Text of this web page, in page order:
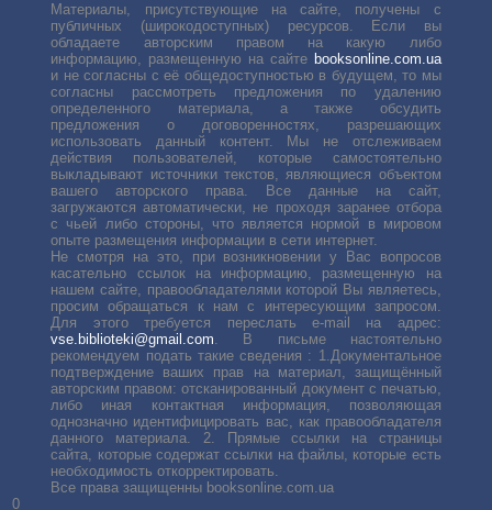
Материалы, присутствующие на сайте, получены с
публичных (широкодоступных) ресурсов. Если вы
обладаете авторским правом на какую либо
информацию, размещенную на сайте booksonline.com.ua
и не согласны с её общедоступностью в будущем, то мы
согласны рассмотреть предложения по удалению
определенного материала, а также обсудить
предложения о договоренностях, разрешающих
использовать данный контент. Мы не отслеживаем
действия пользователей, которые самостоятельно
выкладывают источники текстов, являющиеся объектом
вашего авторского права. Все данные на сайт,
загружаются автоматически, не проходя заранее отбора
с чьей либо стороны, что является нормой в мировом
опыте размещения информации в сети интернет.
Не смотря на это, при возникновении у Вас вопросов
касательно ссылок на информацию, размещенную на
нашем сайте, правообладателями которой Вы являетесь,
просим обращаться к нам с интересующим запросом.
Для этого требуется переслать е-mail на адрес:
vse.biblioteki@gmail.com. В письме настоятельно
рекомендуем подать такие сведения : 1.Документальное
подтверждение ваших прав на материал, защищённый
авторским правом: отсканированный документ с печатью,
либо иная контактная информация, позволяющая
однозначно идентифицировать вас, как правообладателя
данного материала. 2. Прямые ссылки на страницы
сайта, которые содержат ссылки на файлы, которые есть
необходимость откорректировать.
Все права защищенны booksonline.com.ua
0